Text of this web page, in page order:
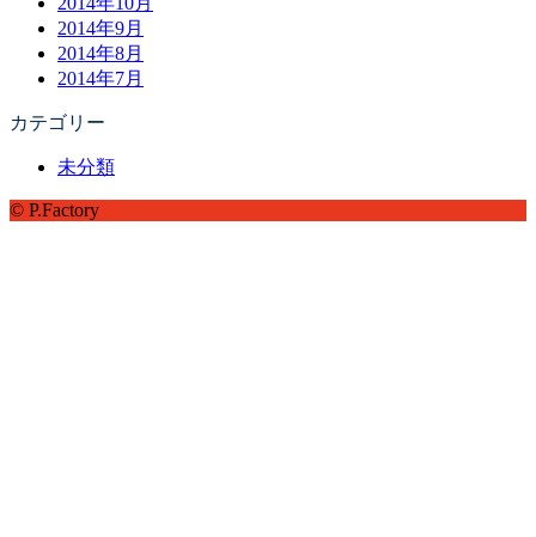
2014年9月
2014年8月
2014年7月
カテゴリー
未分類
© P.Factory